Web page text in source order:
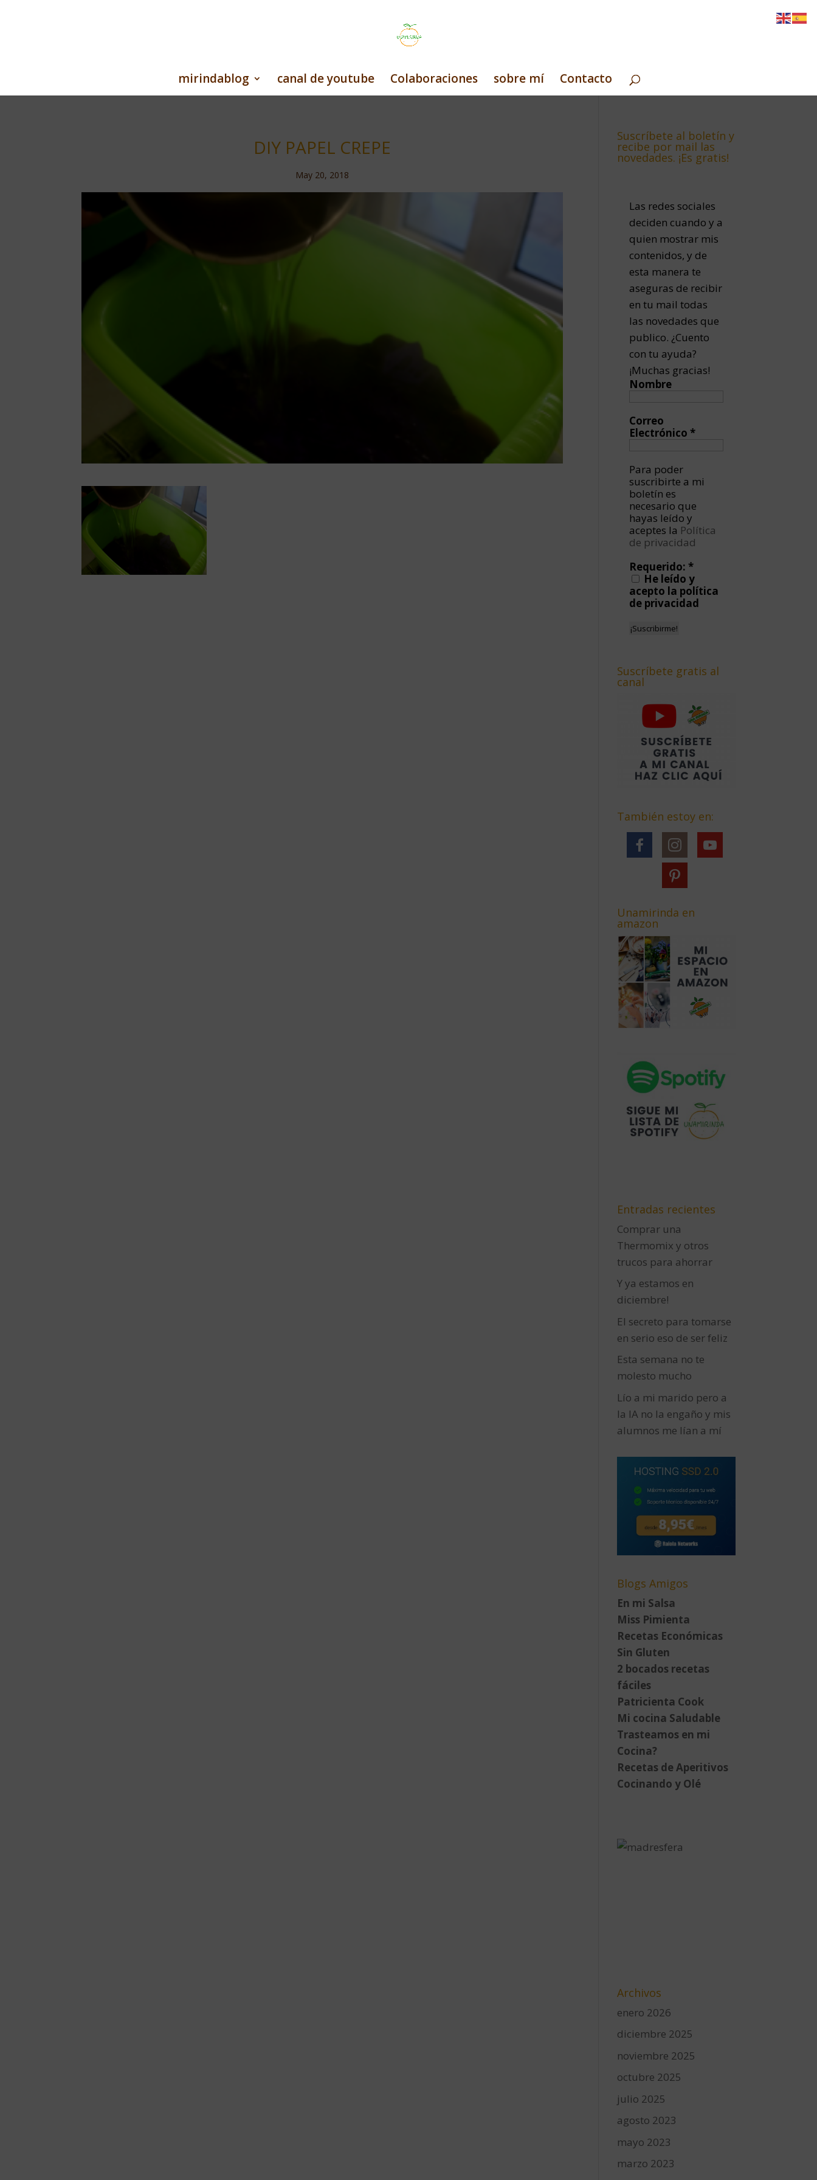
mirindablog canal de youtube Colaboraciones sobre mí Contacto
DIY PAPEL CREPE
May 20, 2018
Suscríbete al boletín y
recibe por mail las
novedades. ¡Es gratis!
Las redes sociales
deciden cuando y a
quien mostrar mis
contenidos, y de
esta manera te
aseguras de recibir
en tu mail todas
las novedades que
publico. ¿Cuento
con tu ayuda?
¡Muchas gracias!
Nombre
Correo
Electrónico*
Para poder
suscribirte a mi
boletín es
necesario que
hayas leído y
aceptes la Política
de privacidad
Requerido:*
He leído y
acepto la política
de privacidad
Suscríbete gratis al
canal
También estoy en:
Unamirinda en
amazon
Entradas recientes
Comprar una
Thermomix y otros
trucos para ahorrar
Y ya estamos en
diciembre!
El secreto para tomarse
en serio eso de ser feliz
Esta semana no te
molesto mucho
Lío a mi marido pero a
la IA no la engaño y mis
alumnos me lían a mí
Blogs Amigos
En mi Salsa
Miss Pimienta
Recetas Económicas
Sin Gluten
2 bocados recetas
fáciles
Patricienta Cook
Mi cocina Saludable
Trasteamos en mi
Cocina?
Recetas de Aperitivos
Cocinando y Olé
Archivos
enero 2026
diciembre 2025
noviembre 2025
octubre 2025
julio 2025
agosto 2023
mayo 2023
marzo 2023